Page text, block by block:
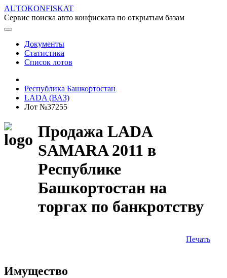
AUTOKONFISKAT
Сервис поиска авто конфиската по открытым базам
Документы
Статистика
Список лотов
Республика Башкортостан
LADA (ВАЗ)
Лот №37255
Продажа LADA
SAMARA 2011 в
Республике
Башкортостан на
торгах по банкротству
Печать
Имущество